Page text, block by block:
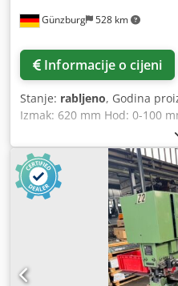
Günzburg 528 km
Informacije o cijeni
Stanje: rabljeno, Godina
Izmak: 620 mm Hod: 0-100
lima: 40 mm u 20 mm Broj
potrebna snaga: 15 kW
Dcjdpfxeyv Ncyj Aikok